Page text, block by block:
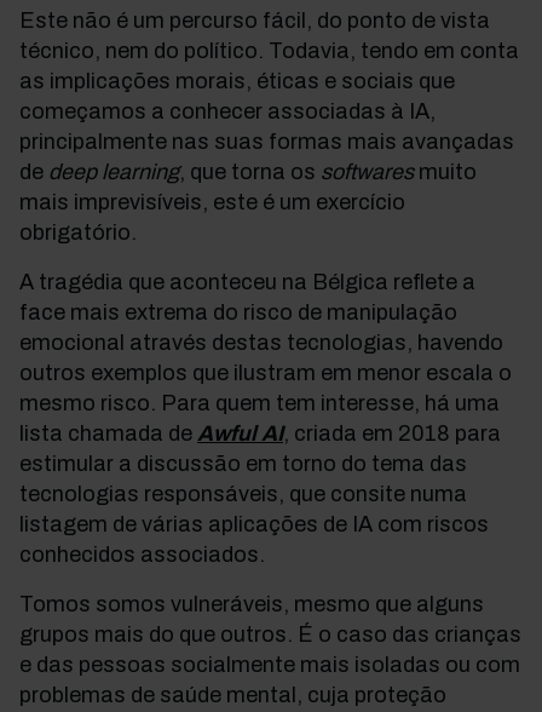
Este não é um percurso fácil, do ponto de vista
técnico, nem do político. Todavia, tendo em conta
as implicações morais, éticas e sociais que
começamos a conhecer associadas à IA,
principalmente nas suas formas mais avançadas
de deep learning, que torna os softwaresmuito
mais imprevisíveis, este é um exercício
obrigatório.
A tragédia que aconteceu na Bélgica reflete a
face mais extrema do risco de manipulação
emocional através destas tecnologias, havendo
outros exemplos que ilustram em menor escala o
mesmo risco. Para quem tem interesse, há uma
lista chamada de Awful AI, criada em 2018 para
estimular a discussão em torno do tema das
tecnologias responsáveis, que consite numa
listagem de várias aplicações de IA com riscos
conhecidos associados.
Tomos somos vulneráveis, mesmo que alguns
grupos mais do que outros. É o caso das crianças
e das pessoas socialmente mais isoladas ou com
problemas de saúde mental, cuja proteção